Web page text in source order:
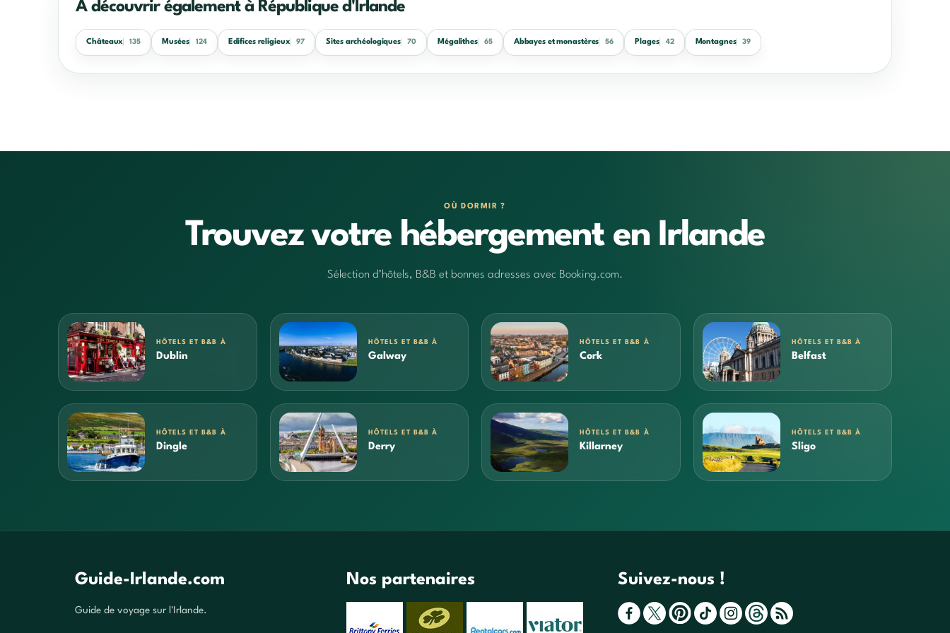
À découvrir également à République d'Irlande
Châteaux 135 Musées 124 Edifices religieux 97 Sites archéologiques 70 Mégalithes 65 Abbayes et monastères 56 Plages 42 Montagnes 39
OÙ DORMIR ?
Trouvez votre hébergement en Irlande
Sélection d’hôtels, B&B et bonnes adresses avec Booking.com.
HÔTELS ET B&B À
Dublin
HÔTELS ET B&B À
Galway
HÔTELS ET B&B À
Cork
HÔTELS ET B&B À
Belfast
HÔTELS ET B&B À
Dingle
HÔTELS ET B&B À
Derry
HÔTELS ET B&B À
Killarney
HÔTELS ET B&B À
Sligo
Guide-Irlande.com
Guide de voyage sur l'Irlande.
Nos partenaires Suivez-nous !